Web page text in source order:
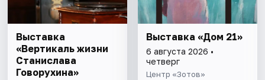
Выставка
«Вертикаль жизни
Станислава
Говорухина»
Выставка «Дом 21»
6 августа 2026 •
четверг
Центр «Зотов»